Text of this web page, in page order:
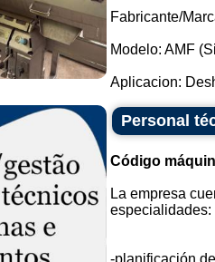
Fabricante/
Modelo: AMF
Aplicacion:
Personal
Código
La empresa
especialidades:
-planificación